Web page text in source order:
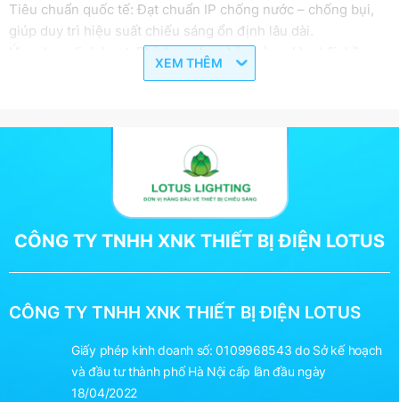
Tiêu chuẩn quốc tế: Đạt chuẩn IP chống nước – chống bụi,
giúp duy trì hiệu suất chiếu sáng ổn định lâu dài.
Ứng dụng linh hoạt: Phù hợp cho nhà xưởng, kho bãi, hầm
để xe, trung tâm thương mại và các khu vực yêu cầu an toàn
XEM THÊM
CÔNG TY TNHH XNK THIẾT BỊ ĐIỆN LOTUS
CÔNG TY TNHH XNK THIẾT BỊ ĐIỆN LOTUS
Giấy phép kinh doanh số: 0109968543 do Sở kế hoạch
và đầu tư thành phố Hà Nội cấp lần đầu ngày
18/04/2022